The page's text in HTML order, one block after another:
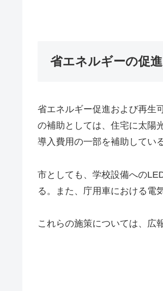
省エネルギーの促
省エネルギー促進および再生
の補助としては、住宅に太陽
導入費用の一部を補助している
市としても、学校設備への
る。また、庁用車における電
これらの施策については、広